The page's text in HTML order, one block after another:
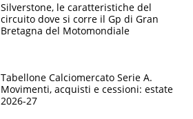
Silverstone, le caratteristiche del
circuito dove si corre il Gp di Gran
Bretagna del Motomondiale
Tabellone Calciomercato Serie A.
Movimenti, acquisti e cessioni: estate
2026-27